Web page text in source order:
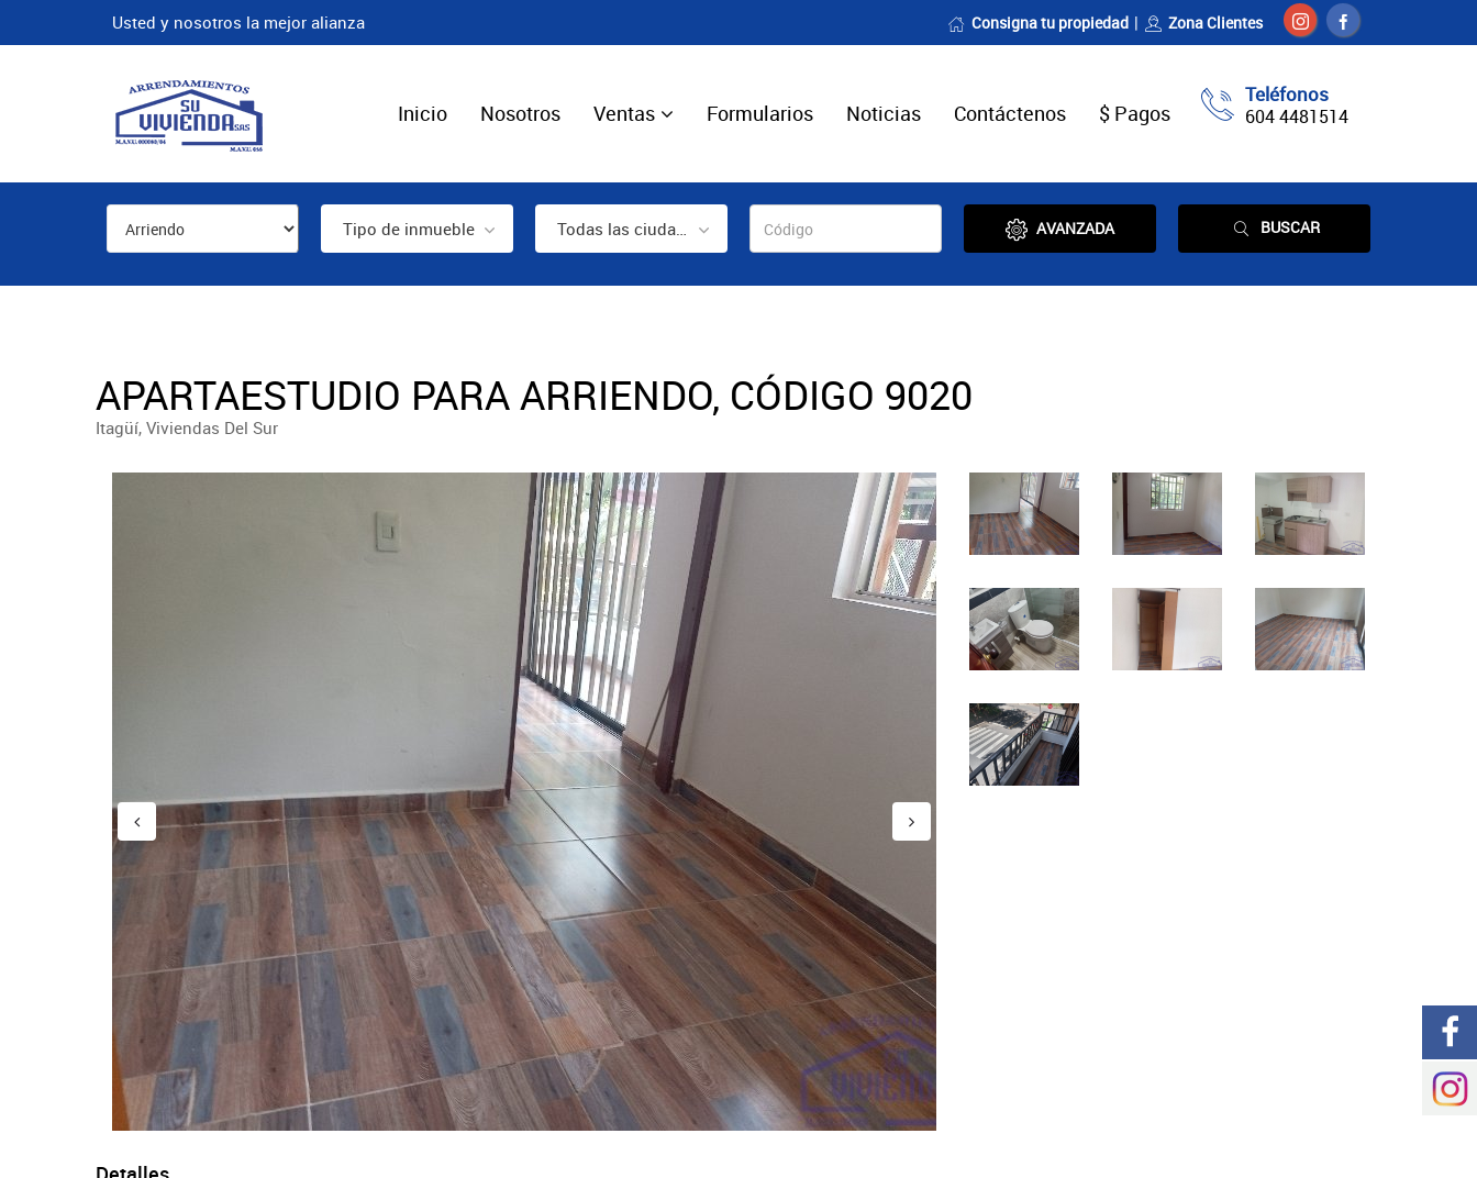
Usted y nosotros la mejor alianza Consigna tu propiedad Zona Clientes
Teléfonos
604 4481514
Inicio Nosotros Ventas Formularios Noticias Contáctenos $ Pagos
Tipo de inmueble Todas las ciudades AVANZADA BUSCAR
APARTAESTUDIO PARA ARRIENDO, CÓDIGO 9020
Itagüí, Viviendas Del Sur